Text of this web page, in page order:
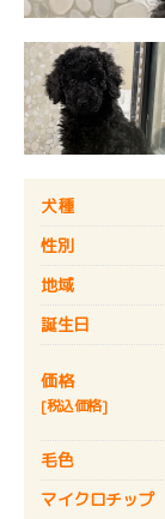
犬種
性別
地域
誕生日
価格
[税込価格]
毛色
マイクロチップ